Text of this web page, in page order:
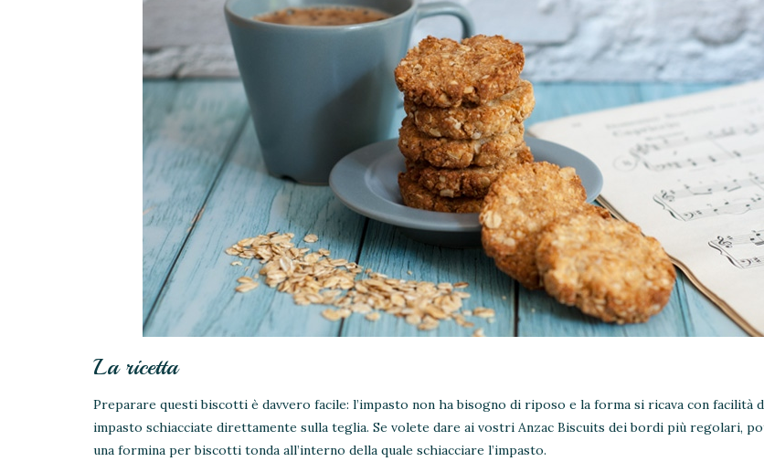
La ricetta
Preparare questi biscotti è davvero facile: l’impasto non ha bisogno di riposo e la forma si ricava con facilità
impasto schiacciate direttamente sulla teglia. Se volete dare ai vostri Anzac Biscuits dei bordi più regolari,
una formina per biscotti tonda all’interno della quale schiacciare l’impasto.